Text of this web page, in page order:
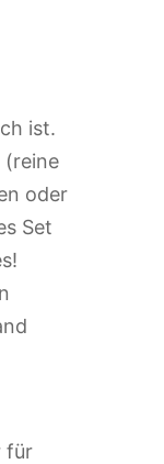
ist.
(reine
oder
Set
für